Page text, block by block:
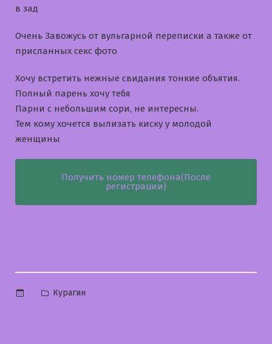
в зад
Очень Завожусь от вульгарной переписки а также от
присланных секс фото
Хочу встретить нежные свидания тонкие объятия.
Полный парень хочу тебя
Парни с небольшим сори, не интересны.
Тем кому хочется вылизать киску у молодой
женщины
Получить номер телефона(После
регистрации)
Опубликовано
Курагин